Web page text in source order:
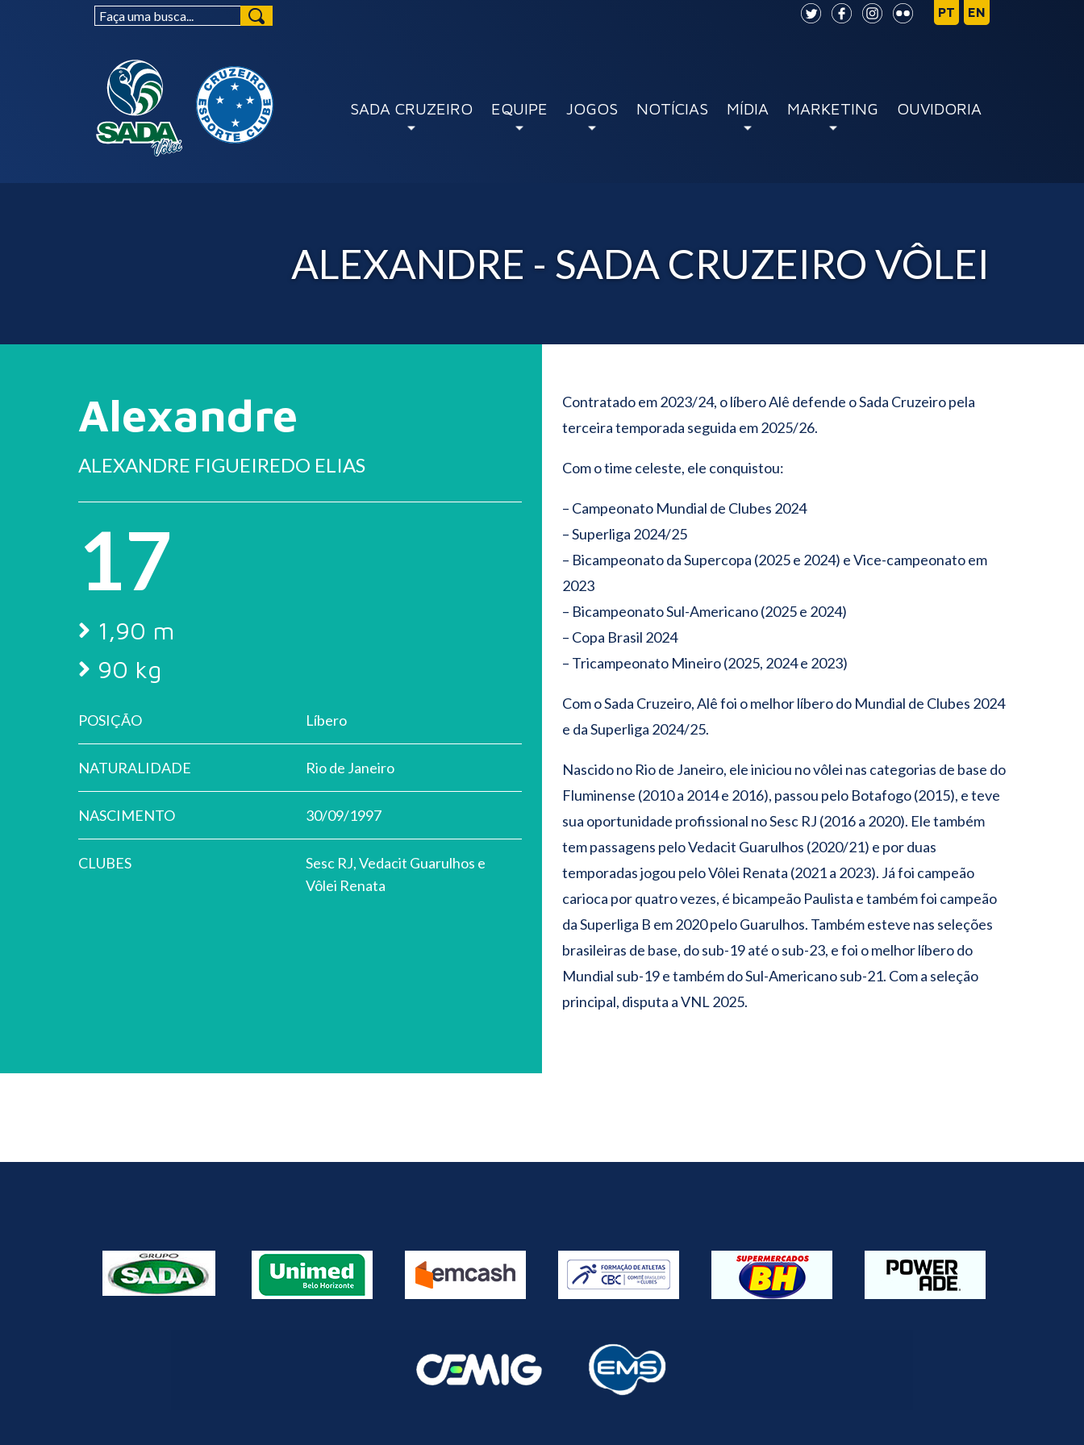
SADA CRUZEIRO EQUIPE JOGOS NOTÍCIAS MÍDIA MARKETING OUVIDORIA
ALEXANDRE - SADA CRUZEIRO VÔLEI
Alexandre
ALEXANDRE FIGUEIREDO ELIAS
17
1,90 m
90 kg
POSIÇÃO Líbero
NATURALIDADE Rio de Janeiro
NASCIMENTO 30/09/1997
CLUBES
Sesc RJ, Vedacit Guarulhos e
Vôlei Renata
Contratado em 2023/24, o líbero Alê defende o Sada Cruzeiro pela
terceira temporada seguida em 2025/26.
Com o time celeste, ele conquistou:
– Campeonato Mundial de Clubes 2024
– Superliga 2024/25
– Bicampeonato da Supercopa (2025 e 2024) e Vice-campeonato em
2023
– Bicampeonato Sul-Americano (2025 e 2024)
– Copa Brasil 2024
– Tricampeonato Mineiro (2025, 2024 e 2023)
Com o Sada Cruzeiro, Alê foi o melhor líbero do Mundial de Clubes 2024
e da Superliga 2024/25.
Nascido no Rio de Janeiro, ele iniciou no vôlei nas categorias de base do
Fluminense (2010 a 2014 e 2016), passou pelo Botafogo (2015), e teve
sua oportunidade profissional no Sesc RJ (2016 a 2020). Ele também
tem passagens pelo Vedacit Guarulhos (2020/21) e por duas
temporadas jogou pelo Vôlei Renata (2021 a 2023). Já foi campeão
carioca por quatro vezes, é bicampeão Paulista e também foi campeão
da Superliga B em 2020 pelo Guarulhos. Também esteve nas seleções
brasileiras de base, do sub-19 até o sub-23, e foi o melhor líbero do
Mundial sub-19 e também do Sul-Americano sub-21. Com a seleção
principal, disputa a VNL 2025.